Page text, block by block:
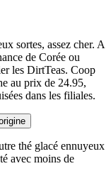
sortes, assez cher. A
de Corée ou
les DirtTeas. Coop
au prix de 24.95,
dans les filiales.
thé glacé ennuyeux
avec moins de